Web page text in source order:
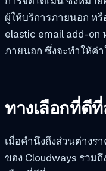
ผู้ให้บริการภายนอก ห
elastic email add-on
ภายนอก ซึ่งจะทำให้ค่
ทางเลือกที่ดี
เมื่อคำนึงถึงส่วนต่างร
ของ Cloudways รวม